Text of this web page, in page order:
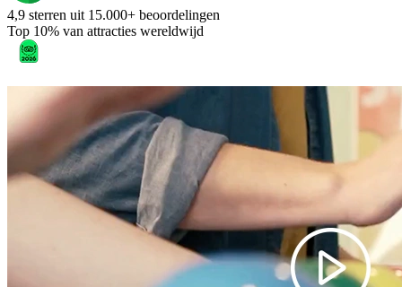
4,9 sterren uit 15.000+ beoordelingen
Top 10% van attracties wereldwijd